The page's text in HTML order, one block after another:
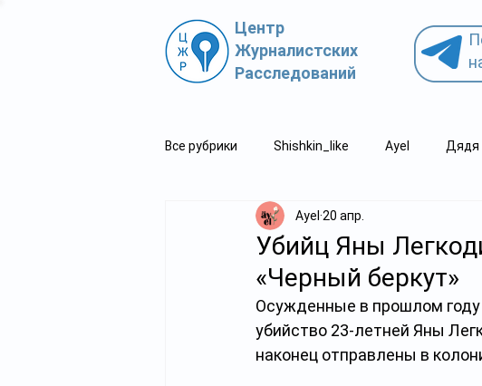
Центр
Журналистских
Расследований
Все рубрики Shishkin_like Ayel Дядя
Политпросвет.kz Свидетель.kz
Убийц Яны
«Черный беркут»
Ayel 20 апр.
Осужденные в прошлом
убийство 23-летней Яны
наконец отправлены в